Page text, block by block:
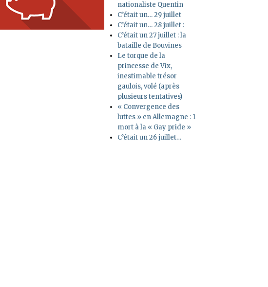
nationaliste Quentin
C’était un… 29 juillet
C’était un… 28 juillet :
C’était un 27 juillet : la
bataille de Bouvines
Le torque de la
princesse de Vix,
inestimable trésor
gaulois, volé (après
plusieurs tentatives)
« Convergence des
luttes » en Allemagne : 1
mort à la « Gay pride »
C’était un 26 juillet…